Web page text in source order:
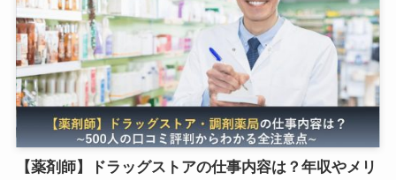
【薬剤師】ドラッグストアの仕事内容は？年収やメリ